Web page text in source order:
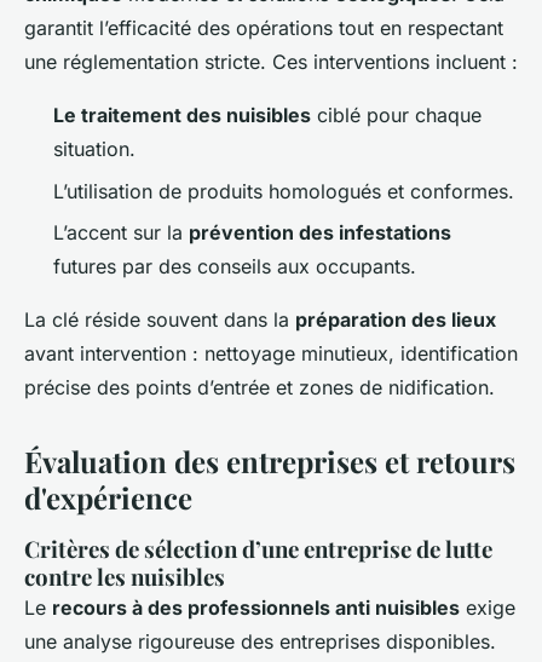
garantit l’efficacité des opérations tout en respectant
une réglementation stricte. Ces interventions incluent :
Le traitement des nuisibles ciblé pour chaque
situation.
L’utilisation de produits homologués et conformes.
L’accent sur la prévention des infestations
futures par des conseils aux occupants.
La clé réside souvent dans la préparation des lieux
avant intervention : nettoyage minutieux, identification
précise des points d’entrée et zones de nidification.
Évaluation des entreprises et retours
d'expérience
Critères de sélection d’une entreprise de lutte
contre les nuisibles
Le recours à des professionnels anti nuisibles exige
une analyse rigoureuse des entreprises disponibles.